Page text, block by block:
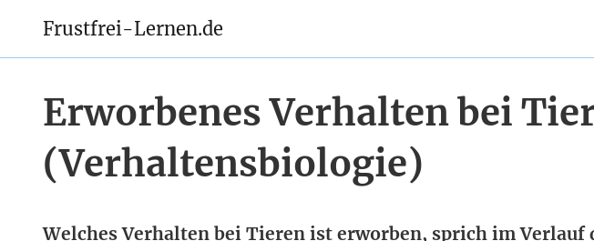
Frustfrei-Lernen.de
Erworbenes Verhalten bei
(Verhaltensbiologie)
Welches Verhalten bei Tieren ist erworben, sprich im Verlauf